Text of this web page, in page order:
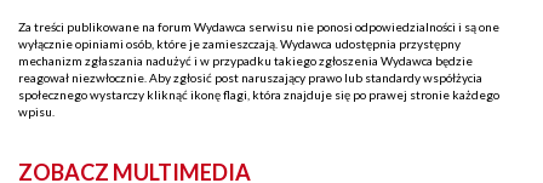
Za treści publikowane na forum Wydawca serwisu nie ponosi odpowiedzialności i są one
wyłącznie opiniami osób, które je zamieszczają. Wydawca udostępnia przystępny
mechanizm zgłaszania nadużyć i w przypadku takiego zgłoszenia Wydawca będzie
reagował niezwłocznie. Aby zgłosić post naruszający prawo lub standardy współżycia
społecznego wystarczy kliknąć ikonę flagi, która znajduje się po prawej stronie każdego
wpisu.
ZOBACZ MULTIMEDIA